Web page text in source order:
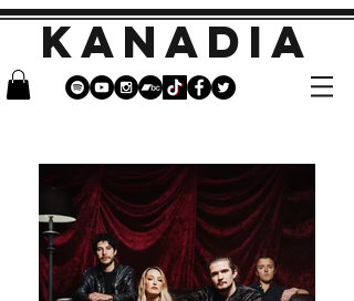
KANADIA